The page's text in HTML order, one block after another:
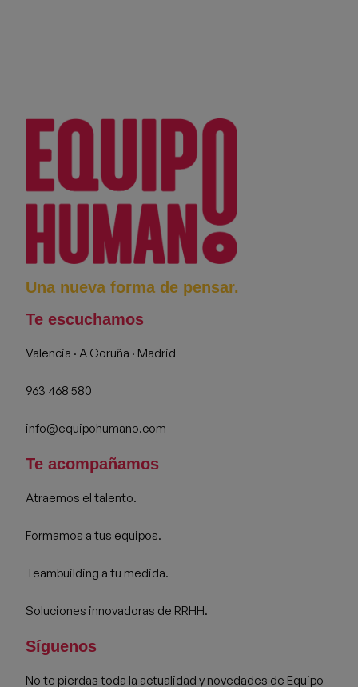
Una nueva forma de pensar.
Te escuchamos
Valencia · A Coruña · Madrid
963 468 580
info@equipohumano.com
Te acompañamos
Atraemos el talento.
Formamos a tus equipos.
Teambuilding a tu medida.
Soluciones innovadoras de RRHH.
Síguenos
No te pierdas toda la actualidad y novedades de Equipo